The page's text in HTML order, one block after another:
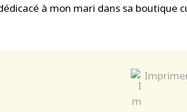
à mon mari dans sa boutique